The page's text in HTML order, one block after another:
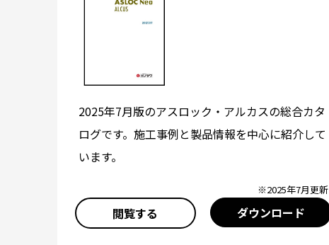
2025年7月版のアスロック・アルカスの総合カタ
ログです。施工事例と製品情報を中心に紹介して
います。
※2025年7月更新
閲覧する ダウンロード